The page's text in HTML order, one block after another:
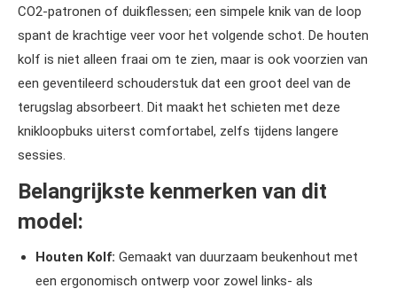
CO2-patronen of duikflessen; een simpele knik van de loop
spant de krachtige veer voor het volgende schot. De houten
kolf is niet alleen fraai om te zien, maar is ook voorzien van
een geventileerd schouderstuk dat een groot deel van de
terugslag absorbeert. Dit maakt het schieten met deze
knikloopbuks uiterst comfortabel, zelfs tijdens langere
sessies.
Belangrijkste kenmerken van dit
model:
Houten Kolf: Gemaakt van duurzaam beukenhout met
een ergonomisch ontwerp voor zowel links- als